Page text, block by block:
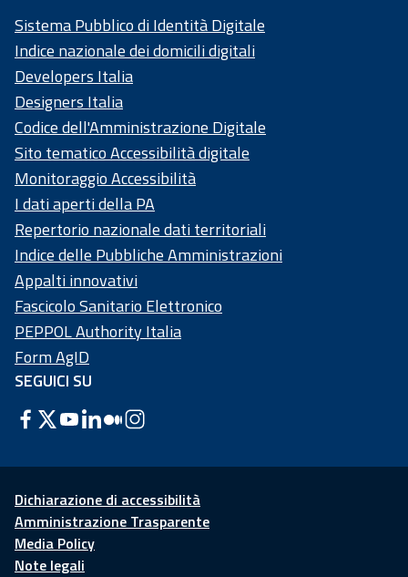
Sistema Pubblico di Identità Digitale
Indice nazionale dei domicili digitali
Developers Italia
Designers Italia
Codice dell'Amministrazione Digitale
Sito tematico Accessibilità digitale
Monitoraggio Accessibilità
I dati aperti della PA
Repertorio nazionale dati territoriali
Indice delle Pubbliche Amministrazioni
Appalti innovativi
Fascicolo Sanitario Elettronico
PEPPOL Authority Italia
Form AgID
SEGUICI SU
Dichiarazione di accessibilità
Amministrazione Trasparente
Media Policy
Note legali